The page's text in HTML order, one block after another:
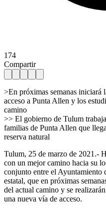
174
Compartir
>En próximas semanas iniciará
acceso a Punta Allen y los
camino
>> El gobierno de Tulum
familias de Punta Allen que
reserva natural
Tulum, 25 de marzo de 2021.-
con un mejor camino hacia su
conjunto entre el Ayuntamiento
estatal, que en próximas
del actual camino y se
una nueva vía de acceso.